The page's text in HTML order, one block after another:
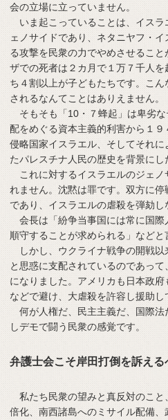
会の立場に立っていません。
いま起こっていることは、イスラ
ェノサイドであり、ネタニヤフ・
る攻撃を民衆の力でやめさせるこ
ザでの死者は２カ月で１万７千人
ち４割以上が子どもたちです。こ
されるなんてことはありえません。
そもそも「10・７蜂起」は卑劣
配をめぐる資本主義的利害から１
侵略国家イスラエル、そしてそれ
たパレスチナ人民の歴史を背景にし
これに対するイスラエルのジェノ
れません。沈黙は罪です。双方に停
であり、イスラエルの虐殺を弾劾し
会長は「紛争当事国には常に国際
順守することが求められる」などと
しかし、ウクライナ戦争の開戦以
と思惑に支配されているのであっ
になりました。アメリカも日本政
などで避け、大虐殺を許容し援助し
何が人権だ、民主主義だ、国際法
しデモで闘う民衆の感覚です。
弁護士会こそ岸田打倒を訴える
私たち民衆の望みと真反対のこと
倍化、南西諸島へのミサイル配備